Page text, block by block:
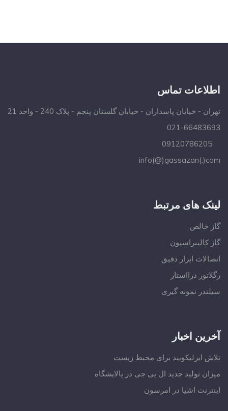
اطلاعات تماس
تهران - خیابان پاسداران - خیابان گلستان پنجم - پلاک 240 - واحد 21
021-66483693
info(@)gassazan(.)com
لینک های مرتبط
گاز خالص
گاز کالیبراسیون
اتصالات ابزار دقیق
رگلاتور درااستار
سیلندر نمونه گیری
آخرین اخبار
تلاش ایرلیکویید برای محیط زیست
میزان تولید جدید ال پی جی در پالایشگاه
اینترنت اشیا در امرسون